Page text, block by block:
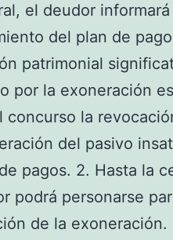
el deudor
del plan de
patrimonial
por la exoneración
concurso la
del pasivo
pagos. 2. Hasta la
podrá personarse
de la